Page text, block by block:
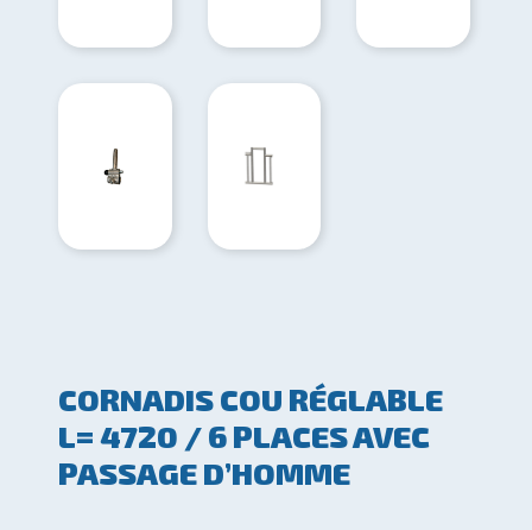
CORNADIS COU RÉGLABLE
L= 4720 / 6 PLACES AVEC
PASSAGE D’HOMME